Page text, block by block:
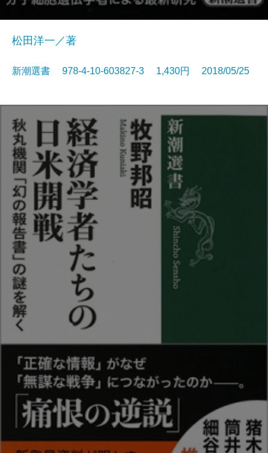
松田洋一／著
新潮選書 978-4-10-603827-3 1,430円 2018/05/25